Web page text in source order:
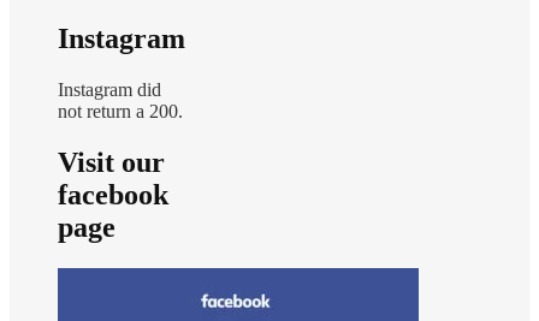
Instagram
Instagram did
not return a 200.
Visit our
facebook
page